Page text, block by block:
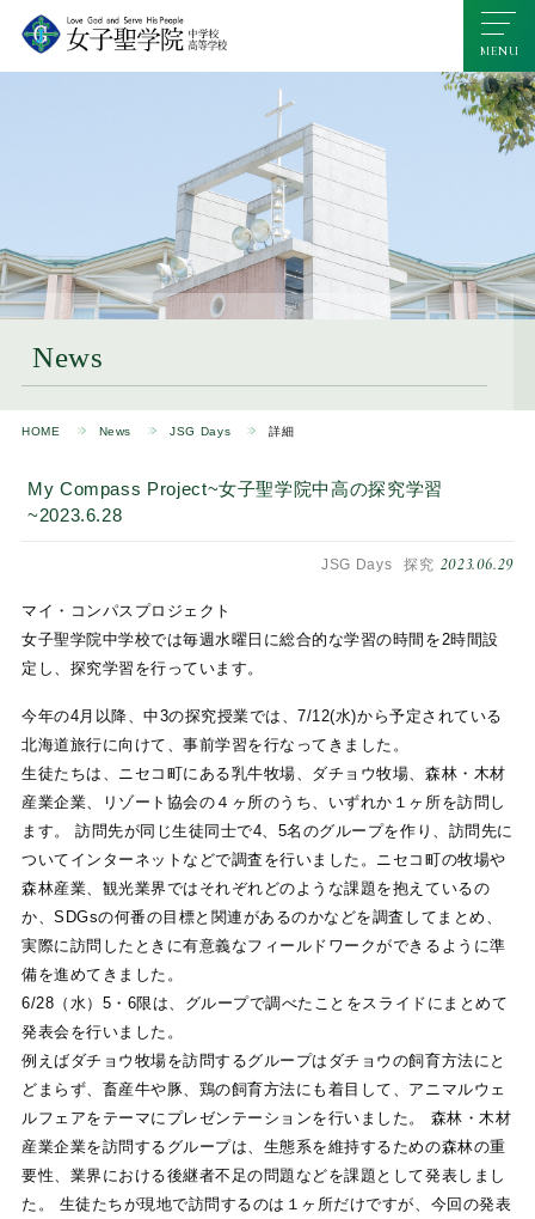
News
HOME News JSG Days 詳細
My Compass Project~女子聖学院中高の探究学習
~2023.6.28
JSG Days 探究 2023.06.29
マイ・コンパスプロジェクト
女子聖学院中学校では毎週水曜日に総合的な学習の時間を2時間設
定し、探究学習を行っています。
今年の4月以降、中3の探究授業では、7/12(水)から予定されている
北海道旅行に向けて、事前学習を行なってきました。
生徒たちは、ニセコ町にある乳牛牧場、ダチョウ牧場、森林・木材
産業企業、リゾート協会の４ヶ所のうち、いずれか１ヶ所を訪問し
ます。 訪問先が同じ生徒同士で4、5名のグループを作り、訪問先に
ついてインターネットなどで調査を行いました。ニセコ町の牧場や
森林産業、観光業界ではそれぞれどのような課題を抱えているの
か、SDGsの何番の目標と関連があるのかなどを調査してまとめ、
実際に訪問したときに有意義なフィールドワークができるように準
備を進めてきました。
6/28（水）5・6限は、グループで調べたことをスライドにまとめて
発表会を行いました。
例えばダチョウ牧場を訪問するグループはダチョウの飼育方法にと
どまらず、畜産牛や豚、鶏の飼育方法にも着目して、アニマルウェ
ルフェアをテーマにプレゼンテーションを行いました。 森林・木材
産業企業を訪問するグループは、生態系を維持するための森林の重
要性、業界における後継者不足の問題などを課題として発表しまし
た。 生徒たちが現地で訪問するのは１ヶ所だけですが、今回の発表